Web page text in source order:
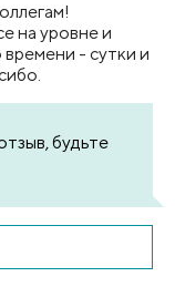
на уровне и
- сутки и
будьте